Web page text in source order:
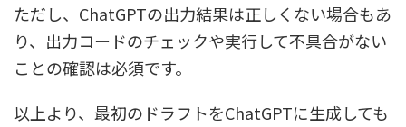
ただし、ChatGPTの出力結果は正しくない場合もあ
り、出力コードのチェックや実行して不具合がない
ことの確認は必須です。
以上より、 最初のドラフトをChatGPTに生成しても